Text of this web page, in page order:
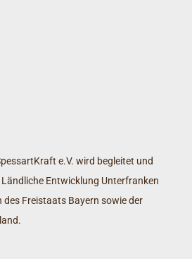
e.V. wird begleitet und
Entwicklung Unterfranken
Freistaats Bayern sowie der